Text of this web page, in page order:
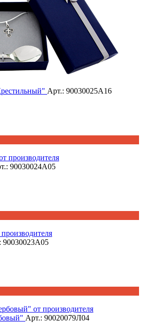
Арт.: 90030025А16
90030024А05
90030023А05
Арт.: 90020079Л04